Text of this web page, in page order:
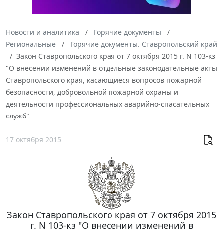
Новости и аналитика
Горячие документы
Региональные
Горячие документы. Ставропольский край
Закон Ставропольского края от 7 октября 2015 г. N 103-кз
"О внесении изменений в отдельные законодательные акты
Ставропольского края, касающиеся вопросов пожарной
безопасности, добровольной пожарной охраны и
деятельности профессиональных аварийно-спасательных
служб"
17 октября 2015
Закон Ставропольского края от 7 октября 2015
г. N 103-кз "О внесении изменений в